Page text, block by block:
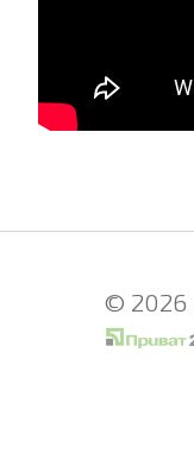
© 2026